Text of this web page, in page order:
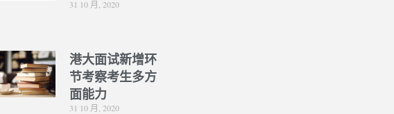
31 10 月, 2020
港大面试新增环
节考察考生多方
面能力
31 10 月, 2020